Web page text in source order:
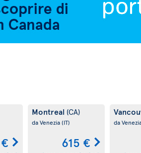
Montreal (CA)
da Venezia(IT)
615 €
da